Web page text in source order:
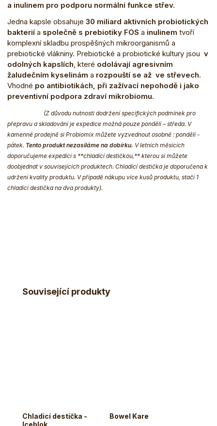
a inulinem pro podporu normální funkce střev.
Jedna kapsle obsahuje 30 miliard aktivních probiotických
bakterií a společně s prebiotiky FOS a inulinem tvoří
komplexní skladbu prospěšných mikroorganismů a
prebiotické vlákniny. Prebiotické a probiotické kultury jsou v
odolných kapslích, které odolávají agresivním
žaludečním kyselinám a rozpouští se až ve střevech.
Vhodné po antibiotikách, při zažívací nepohodě i jako
preventivní podpora zdraví mikrobiomu.
(Z důvodu nutnosti dodržení specifických podmínek pro
přepravu a skladování je expedice možná pouze pondělí – středa. V
kamenné prodejně si Probiomix můžete vyzvednout osobně : pondělí -
pátek. Tento produkt nezasíláme na dobírku. V letních měsících
doporučujeme expedici s **chladící destičkou,** kterou si můžete
doobjednat v souvisejících produktech. Chladící destička je doporučena k
udržení kvality produktu. V případě nákupu více kusů produktu, stačí 1
chladící destička na dva produkty).
Související produkty
Chladicí destička -
Iceblok
Bowel Kare